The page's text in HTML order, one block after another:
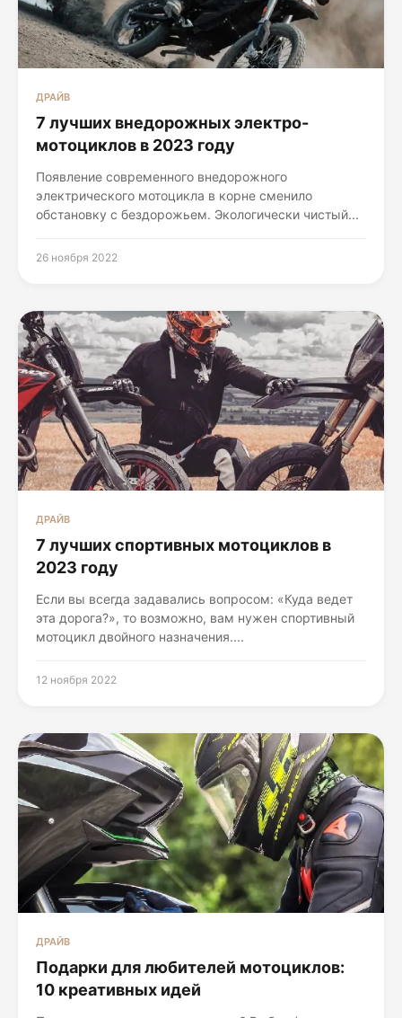
ДРАЙВ
7 лучших внедорожных электро-
мотоциклов в 2023 году
Появление современного внедорожного
электрического мотоцикла в корне сменило
обстановку с бездорожьем. Экологически чистый...
26 ноября 2022
ДРАЙВ
7 лучших спортивных мотоциклов в
2023 году
Если вы всегда задавались вопросом: «Куда ведет
эта дорога?», то возможно, вам нужен спортивный
мотоцикл двойного назначения....
12 ноября 2022
ДРАЙВ
Подарки для любителей мотоциклов:
10 креативных идей